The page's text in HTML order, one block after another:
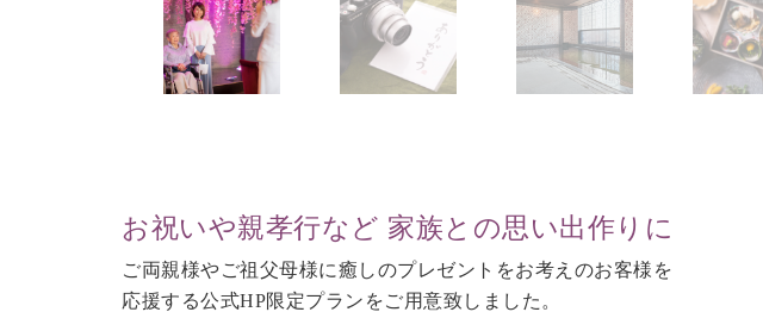
お祝いや親孝行など 家族との思い出作りに
ご両親様やご祖父母様に癒しのプレゼントをお考えのお客様を
応援する公式HP限定プランをご用意致しました。